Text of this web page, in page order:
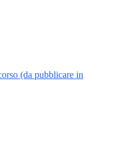
(da pubblicare in